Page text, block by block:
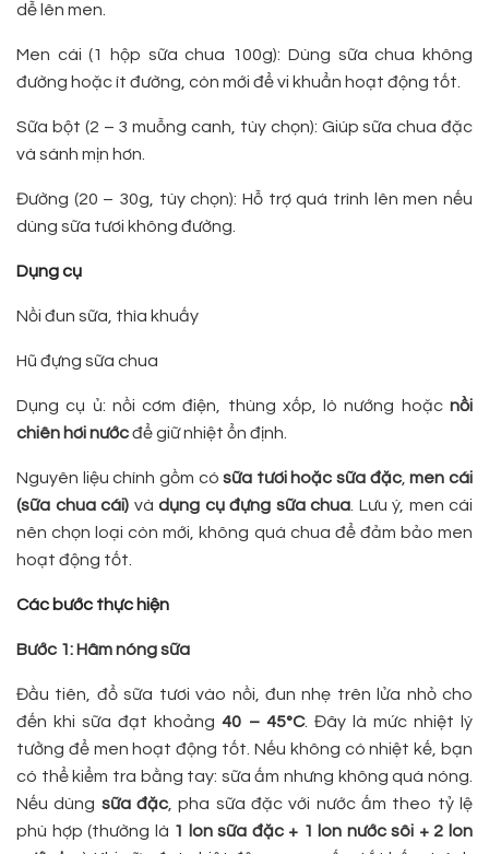
dễ lên men.
Men cái (1 hộp sữa chua 100g): Dùng sữa chua không
đường hoặc ít đường, còn mới để vi khuẩn hoạt động tốt.
Sữa bột (2 – 3 muỗng canh, tùy chọn): Giúp sữa chua đặc
và sánh mịn hơn.
Đường (20 – 30g, tùy chọn): Hỗ trợ quá trình lên men nếu
dùng sữa tươi không đường.
Dụng cụ
Nồi đun sữa, thìa khuấy
Hũ đựng sữa chua
Dụng cụ ủ: nồi cơm điện, thùng xốp, lò nướng hoặc nồi
chiên hơi nướcđể giữ nhiệt ổn định.
Nguyên liệu chính gồm cósữa tươi hoặc sữa đặc,men cái
(sữa chua cái) và dụng cụ đựng sữa chua. Lưu ý, men cái
nên chọn loại còn mới, không quá chua để đảm bảo men
hoạt động tốt.
Các bước thực hiện
Bước 1: Hâm nóng sữa
Đầu tiên, đổ sữa tươi vào nồi, đun nhẹ trên lửa nhỏ cho
đến khi sữa đạt khoảng40 – 45°C. Đây là mức nhiệt lý
tưởng để men hoạt động tốt. Nếu không có nhiệt kế, bạn
có thể kiểm tra bằng tay: sữa ấm nhưng không quá nóng.
Nếu dùng sữa đặc, pha sữa đặc với nước ấm theo tỷ lệ
phù hợp (thường là 1 lon sữa đặc + 1 lon nước sôi + 2 lon